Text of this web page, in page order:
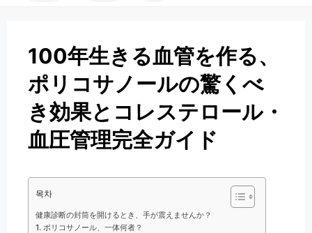
100年生きる血管を作る、
ポリコサノールの驚くべ
き効果とコレステロール・
血圧管理完全ガイド
목차
健康診断の封筒を開けるとき、手が震えませんか？
1. ポリコサノール、一体何者？